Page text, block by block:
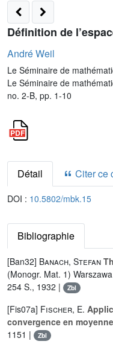
Définition de
André Weil
Le Séminaire de
Le Séminaire de
no. 2-B, pp. 1-10
Détail Citer ce
DOI : 10.5802/mbk.15
Bibliographie
[Ban32] Banach, Stefan
(Monogr. Mat. 1)
254 S., 1932 |
Zbl
[Fis07a] Fischer, E.
convergence en
1151 |
Zbl